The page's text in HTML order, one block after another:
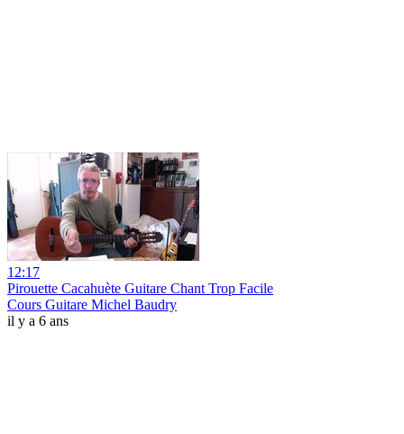
12:17
Pirouette Cacahuète Guitare Chant Trop Facile
Cours Guitare Michel Baudry
il y a 6 ans